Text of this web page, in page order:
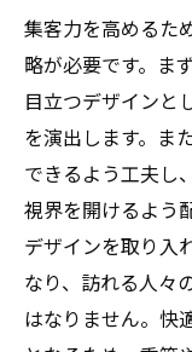
最新技
長期的
空調設
計画
訪れるお客
計の秘訣
顧客の
カフェ
イン
集客力を高めるた
略が必要です。ま
目立つデザインと
を演出します。ま
できるよう工夫し
視界を開けるよう
デザインを取り入
なり、訪れる人々
はなりません。快